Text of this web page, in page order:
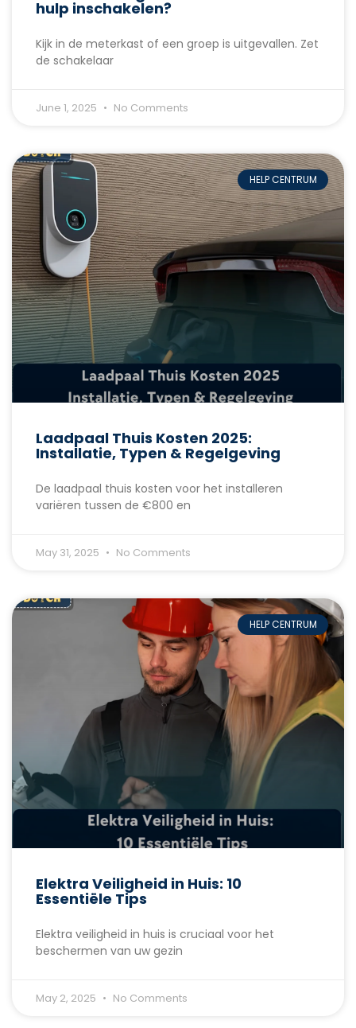
hulp inschakelen?
Kijk in de meterkast of een groep is uitgevallen. Zet
de schakelaar
June 1, 2025 No Comments
HELP CENTRUM
Laadpaal Thuis Kosten 2025:
Installatie, Typen & Regelgeving
De laadpaal thuis kosten voor het installeren
variëren tussen de €800 en
May 31, 2025 No Comments
HELP CENTRUM
Elektra Veiligheid in Huis: 10
Essentiële Tips
Elektra veiligheid in huis is cruciaal voor het
beschermen van uw gezin
May 2, 2025 No Comments